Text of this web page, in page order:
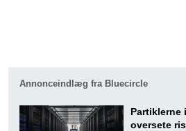
Annonceindlæg fra Bluecircle
Partiklerne
oversete